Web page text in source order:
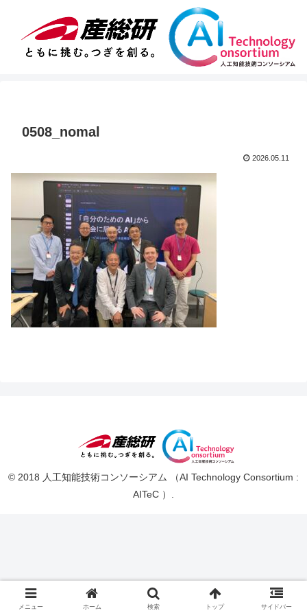
0508_nomal
2026.05.11
© 2018 人工知能技術コンソーシアム （AI Technology Consortium :
AITeC ）.
メニュー ホーム 検索 トップ サイドバー